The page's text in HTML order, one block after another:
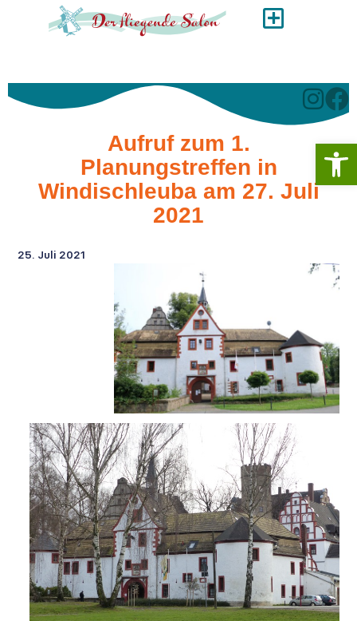
Aufruf zum 1.
Planungstreffen in
Windischleuba am 27. Juli
2021
25. Juli 2021